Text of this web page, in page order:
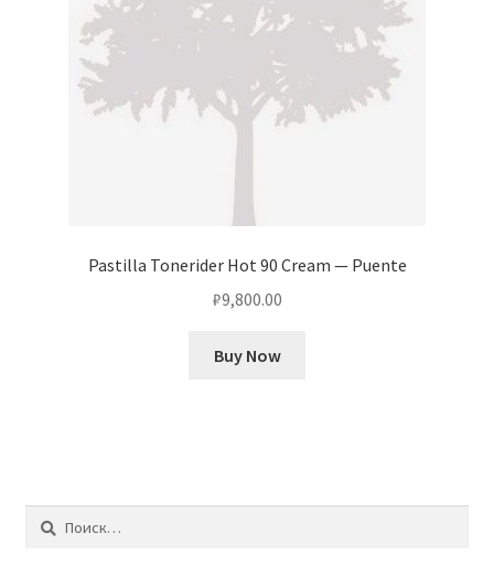
Pastilla Tonerider Hot 90 Cream — Puente
₽9,800.00
Buy Now
Найти: